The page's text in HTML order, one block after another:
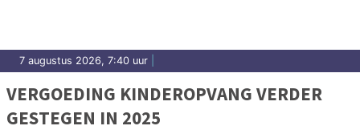
7 augustus 2026, 7:40 uur
VERGOEDING KINDEROPVANG VERDER
GESTEGEN IN 2025